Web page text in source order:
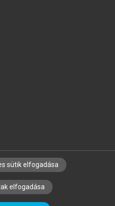
KÖNYVTÁROSOKNAK
ALAPELVEK
sütik elfogadása
elfogadása